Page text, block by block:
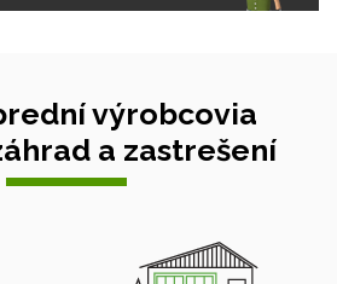
výrobcovia
a zastrešení